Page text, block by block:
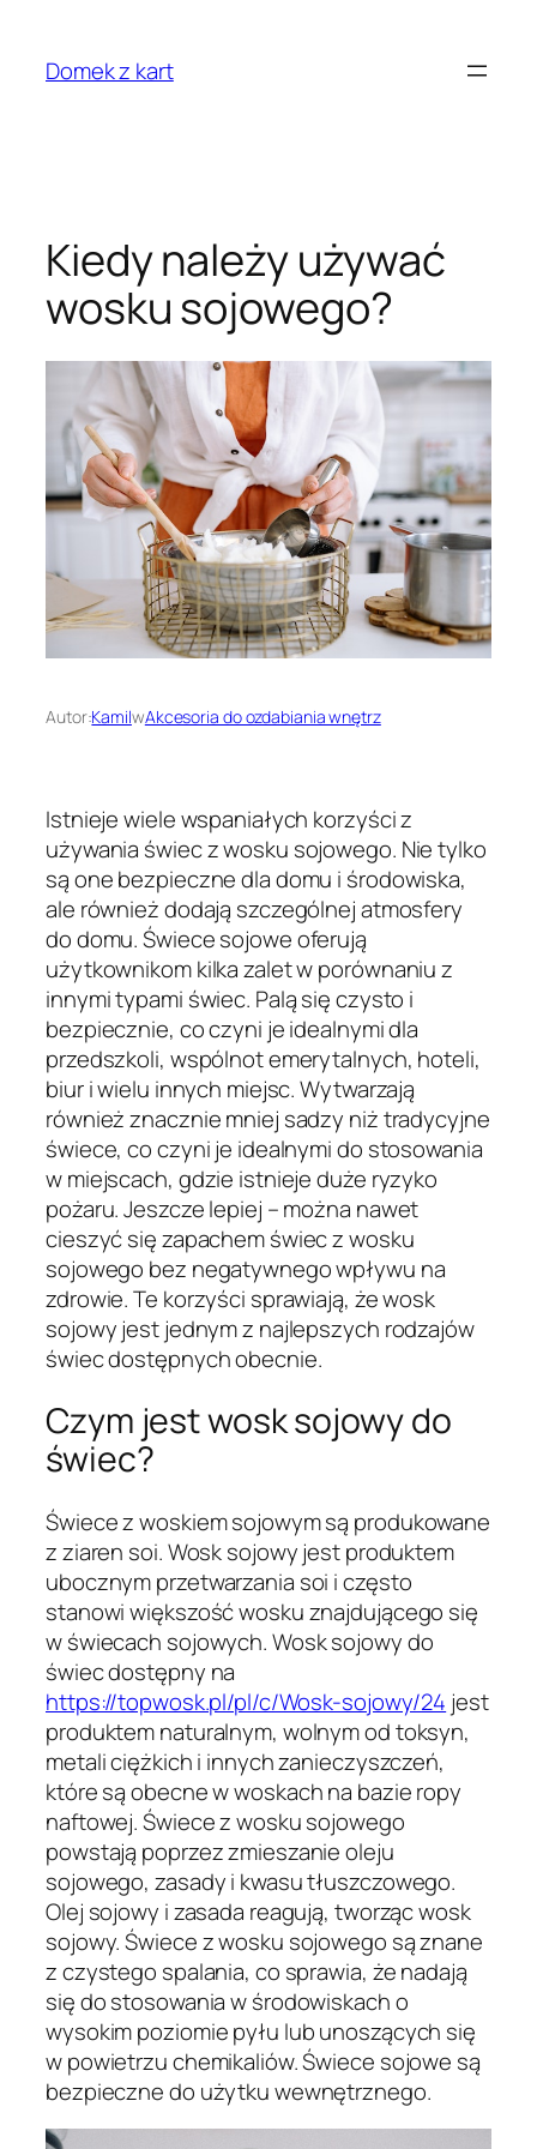
treściDomek z kart
Kiedy należy używać
wosku sojowego?
Autor:KamilwAkcesoria do ozdabiania wnętrz
Istnieje wiele wspaniałych korzyści z
używania świec z wosku sojowego. Nie tylko
są one bezpieczne dla domu i środowiska,
ale również dodają szczególnej atmosfery
do domu. Świece sojowe oferują
użytkownikom kilka zalet w porównaniu z
innymi typami świec. Palą się czysto i
bezpiecznie, co czyni je idealnymi dla
przedszkoli, wspólnot emerytalnych, hoteli,
biur i wielu innych miejsc. Wytwarzają
również znacznie mniej sadzy niż tradycyjne
świece, co czyni je idealnymi do stosowania
w miejscach, gdzie istnieje duże ryzyko
pożaru. Jeszcze lepiej – można nawet
cieszyć się zapachem świec z wosku
sojowego bez negatywnego wpływu na
zdrowie. Te korzyści sprawiają, że wosk
sojowy jest jednym z najlepszych rodzajów
świec dostępnych obecnie.
Czym jest wosk sojowy do
świec?
Świece z woskiem sojowym są produkowane
z ziaren soi. Wosk sojowy jest produktem
ubocznym przetwarzania soi i często
stanowi większość wosku znajdującego się
w świecach sojowych. Wosk sojowy do
świec dostępny na
https://topwosk.pl/pl/c/Wosk-sojowy/24 jest
produktem naturalnym, wolnym od toksyn,
metali ciężkich i innych zanieczyszczeń,
które są obecne w woskach na bazie ropy
naftowej. Świece z wosku sojowego
powstają poprzez zmieszanie oleju
sojowego, zasady i kwasu tłuszczowego.
Olej sojowy i zasada reagują, tworząc wosk
sojowy. Świece z wosku sojowego są znane
z czystego spalania, co sprawia, że nadają
się do stosowania w środowiskach o
wysokim poziomie pyłu lub unoszących się
w powietrzu chemikaliów. Świece sojowe są
bezpieczne do użytku wewnętrznego.